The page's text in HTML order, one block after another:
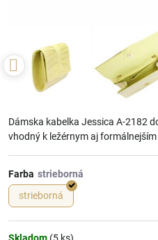
Dámska kabelka Jessica A-2182
vhodný k ležérnym aj
Farba
strieborná